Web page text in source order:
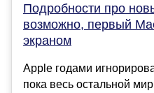
Подробности про
возможно, первый
экраном
Apple годами
пока весь остальной